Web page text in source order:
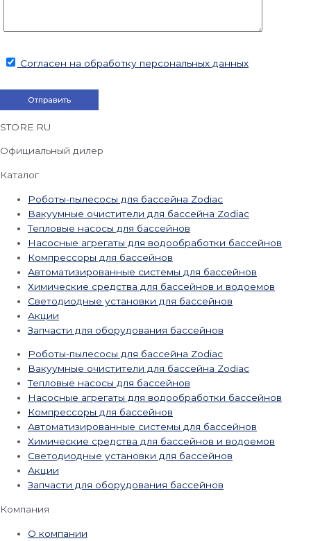
Согласен на обработку персональных данных
STORE.RU
Официальный дилер
Каталог
Роботы-пылесосы для бассейна Zodiac
Вакуумные очистители для бассейна Zodiac
Тепловые насосы для бассейнов
Насосные агрегаты для водообработки бассейнов
Компрессоры для бассейнов
Автоматизированные системы для бассейнов
Химические средства для бассейнов и водоемов
Светодиодные установки для бассейнов
Акции
Запчасти для оборудования бассейнов
Роботы-пылесосы для бассейна Zodiac
Вакуумные очистители для бассейна Zodiac
Тепловые насосы для бассейнов
Насосные агрегаты для водообработки бассейнов
Компрессоры для бассейнов
Автоматизированные системы для бассейнов
Химические средства для бассейнов и водоемов
Светодиодные установки для бассейнов
Акции
Запчасти для оборудования бассейнов
Компания
О компании